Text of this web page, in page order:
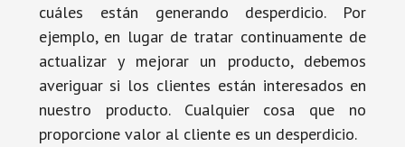
cuáles están generando desperdicio. Por
ejemplo, en lugar de tratar continuamente de
actualizar y mejorar un producto, debemos
averiguar si los clientes están interesados ​​en
nuestro producto. Cualquier cosa que no
proporcione valor al cliente es un desperdicio.